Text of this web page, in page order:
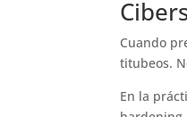
Cuando
titubeos.
En la